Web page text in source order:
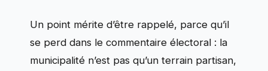
Un point mérite d’être rappelé, parce qu’il
se perd dans le commentaire électoral : la
municipalité n’est pas qu’un terrain partisan,